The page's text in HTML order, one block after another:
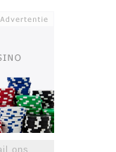
ons